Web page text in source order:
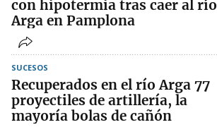
con hipotermia tras caer al río
Arga en Pamplona
SUCESOS
Recuperados en el río Arga 77
proyectiles de artillería, la
mayoría bolas de cañón